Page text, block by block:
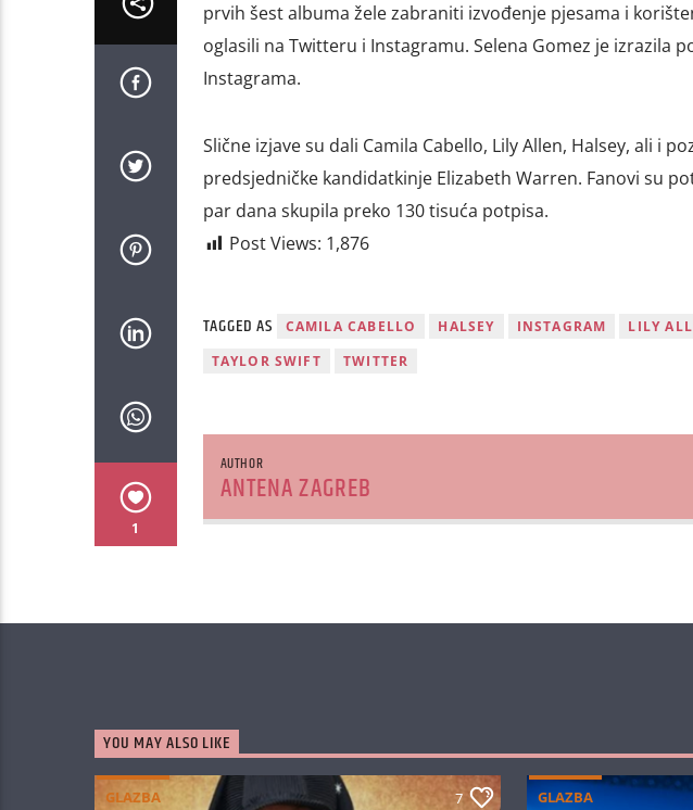
1
prvih šest albuma žele zabraniti izvođenje pjesama i
oglasili na Twitteru i Instagramu. Selena Gomez je izrazila
Instagrama.
Slične izjave su dali Camila Cabello, Lily Allen, Halsey, ali i
predsjedničke kandidatkinje Elizabeth Warren. Fanovi su
par dana skupila preko 130 tisuća potpisa.
Post Views: 1,876
TAGGED AS CAMILA CABELLO HALSEY INSTAGRAM LILY
TAYLOR SWIFT
TWITTER
AUTHOR
ANTENA ZAGREB
YOU MAY ALSO LIKE
GLAZBA 7 GLAZBA